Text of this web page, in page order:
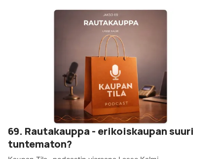
69. Rautakauppa - erikoiskaupan suuri
tuntematon?